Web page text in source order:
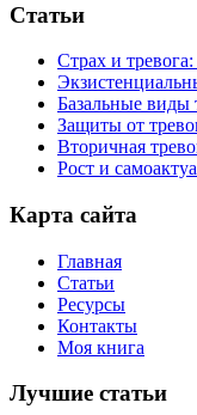
Статьи
Страх и
Базальные виды
Защиты от
Вторичная
Рост и
Карта сайта
Главная
Статьи
Ресурсы
Контакты
Моя книга
Лучшие статьи